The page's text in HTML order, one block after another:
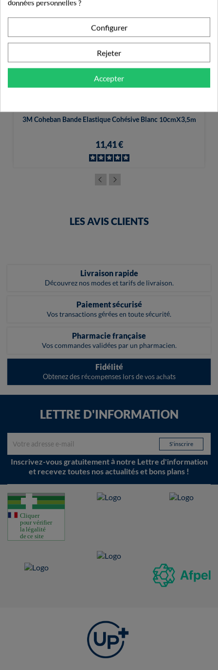
3M Coheban Bande Elastique Cohésive Blanc 10cmX3,5m
11,41 €
LES AVIS CLIENTS
Livraison rapide
Découvrez nos modes et tarifs de livraison.
Paiement sécurisé
Vos transactions gérées en toute sécurité.
Pharmacie française
Vos commandes validées par un pharmacien.
Fidélité
Obtenez des récompenses lors de vos achats
LETTRE D'INFORMATION
Inscrivez-vous gratuitement à notre Lettre d'information
et recevez toutes nos actualités et bons plans !
données personnelles ?
Configurer
Rejeter
Accepter